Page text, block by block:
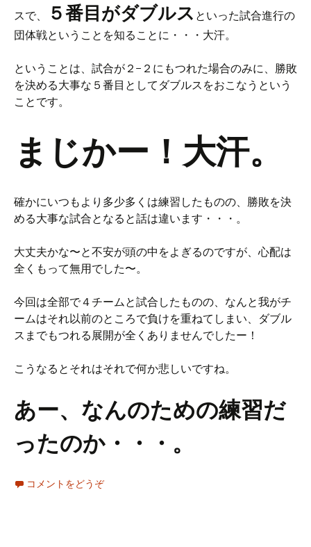
スで、
５番目がダブルス といった試合進行の
団体戦ということを知ることに・・・大汗。
ということは、試合が２−２にもつれた場合のみに、勝敗
を決める大事な５番目としてダブルスをおこなうという
ことです。
まじかー！大汗。
確かにいつもより多少多くは練習したものの、勝敗を決
める大事な試合となると話は違います・・・。
大丈夫かな〜と不安が頭の中をよぎるのですが、心配は
全くもって無用でした〜。
今回は全部で４チームと試合したものの、なんと我がチ
ームはそれ以前のところで負けを重ねてしまい、ダブル
スまでもつれる展開が全くありませんでしたー！
こうなるとそれはそれで何か悲しいですね。
あー、なんのための練習だ
ったのか・・・。
コメントをどうぞ